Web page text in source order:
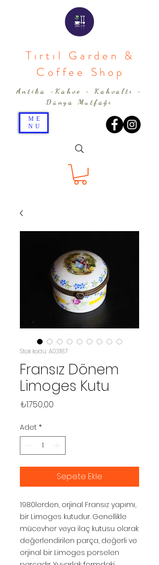
Tırtıl Garden &
Coffee Shop
ME
NU
Antika -Kahve - Kahvaltı -
Dünya Mutfağı
Stok kodu: A03187
Fransız Dönem
Limoges Kutu
₺1.750,00
Adet *
Sepete Ekle
1980lerden, orjinal Fransız yapımı,
bir Limoges kutudur. Genellikle
mücevher veya ilaç kutusu olarak
değerlendirilen parça, değerli ve
orjinal bir Limoges porselen